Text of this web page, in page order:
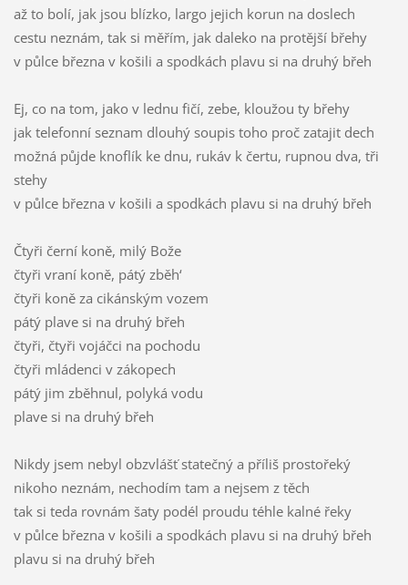
až to bolí, jak jsou blízko, largo jejich korun na doslech
cestu neznám, tak si měřím, jak daleko na protější břehy
v půlce března v košili a spodkách plavu si na druhý břeh
Ej, co na tom, jako v lednu fičí, zebe, kloužou ty břehy
jak telefonní seznam dlouhý soupis toho proč zatajit dech
možná půjde knoflík ke dnu, rukáv k čertu, rupnou dva, tři
stehy
v půlce března v košili a spodkách plavu si na druhý břeh
Čtyři černí koně, milý Bože
čtyři vraní koně, pátý zběh‘
čtyři koně za cikánským vozem
pátý plave si na druhý břeh
čtyři, čtyři vojáčci na pochodu
čtyři mládenci v zákopech
pátý jim zběhnul, polyká vodu
plave si na druhý břeh
Nikdy jsem nebyl obzvlášť statečný a příliš prostořeký
nikoho neznám, nechodím tam a nejsem z těch
tak si teda rovnám šaty podél proudu téhle kalné řeky
v půlce března v košili a spodkách plavu si na druhý břeh
plavu si na druhý břeh